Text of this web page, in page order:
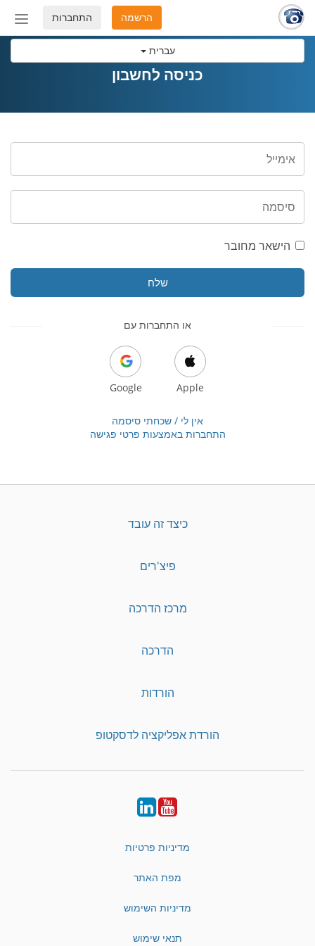
עברית
מצב
התחברות הרשמה
כניסה לחשבון
הישאר מחובר
שלח
או התחברות עם
Apple
Google
אין לי / שכחתי סיסמה
התחברות באמצעות פרטי פגישה
כיצד זה עובד
פיצ'רים
מרכז הדרכה
הדרכה
הורדות
הורדת אפליקציה לדסקטופ
YouTube
LinkedIn
מדיניות פרטיות
מפת האתר
מדיניות השימוש
תנאי שימוש